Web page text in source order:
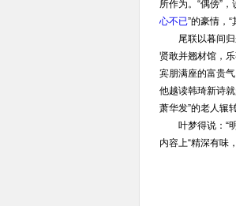
所作为。“偶傍”
心不已”的豪情，
尾联以暮间归来
贤敢并翘材馆，
宾朋满座的富贵
他越读韩琦新诗
萧华发”的老人辗
叶梦得说：“明
内容上“精深有味